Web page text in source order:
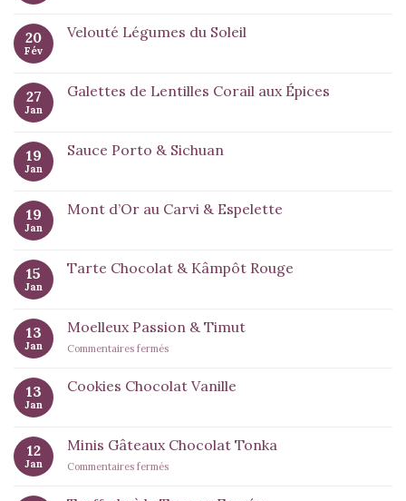
20
Fév
Velouté Légumes du Soleil
27
Jan
Galettes de Lentilles Corail aux Épices
19
Jan
Sauce Porto & Sichuan
19
Jan
Mont d’Or au Carvi & Espelette
15
Jan
Tarte Chocolat & Kâmpôt Rouge
13
Jan
Moelleux Passion & Timut
Commentaires ferméssur
Passion
&
13
Jan
Cookies Chocolat Vanille
12
Jan
Minis Gâteaux Chocolat Tonka
Commentaires ferméssur
Gâteaux